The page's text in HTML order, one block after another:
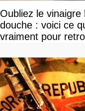
Oubliez le
douche : voici ce
vraiment pour